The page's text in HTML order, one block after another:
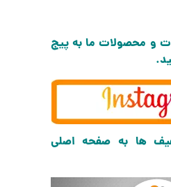
و محصولات ما به پیج
ها به صفحه اصلی